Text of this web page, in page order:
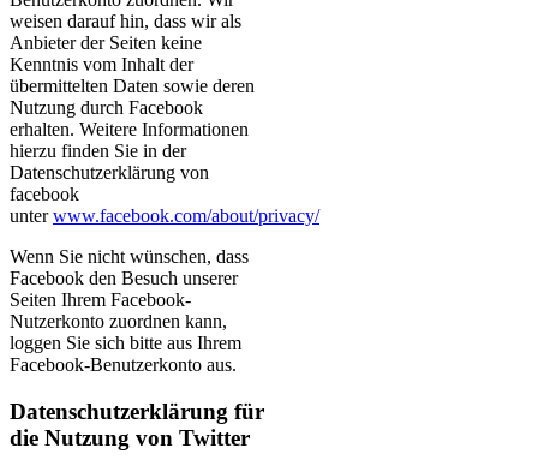
weisen darauf hin, dass wir als
Anbieter der Seiten keine
Kenntnis vom Inhalt der
übermittelten Daten sowie deren
Nutzung durch Facebook
erhalten. Weitere Informationen
hierzu finden Sie in der
Datenschutzerklärung von
facebook
unterwww.facebook.com/about/privacy/
Wenn Sie nicht wünschen, dass
Facebook den Besuch unserer
Seiten Ihrem Facebook-
Nutzerkonto zuordnen kann,
loggen Sie sich bitte aus Ihrem
Facebook-Benutzerkonto aus.
Datenschutzerklärung für
die Nutzung von Twitter